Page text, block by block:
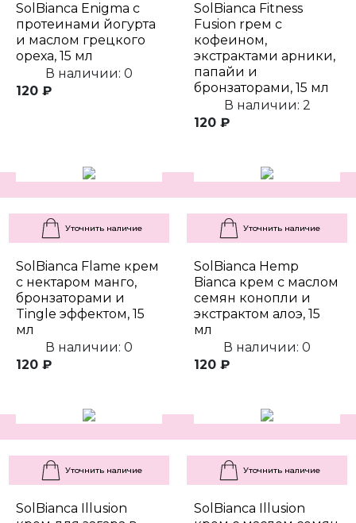
SolBianca Enigma с
протеинами йогурта
и маслом грецкого
ореха, 15 мл
В наличии: 0
120 ₽
SolBianca Fitness
Fusion rрем с
кофеином,
экстрактами арники,
папайи и
бронзаторами, 15 мл
В наличии: 2
120 ₽
Уточнить наличие
SolBianca Flame крем
с нектаром манго,
бронзаторами и
Tingle эффектом, 15
мл
В наличии: 0
120 ₽
Уточнить наличие
SolBianca Hemp
Bianca крем с маслом
семян конопли и
экстрактом алоэ, 15
мл
В наличии: 0
120 ₽
Уточнить наличие
SolBianca Illusion
Уточнить наличие
SolBianca Illusion